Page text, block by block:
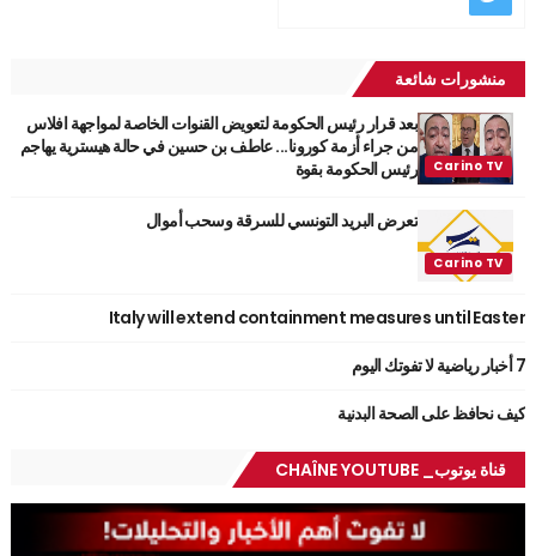
منشورات شائعة
بعد قرار رئيس الحكومة لتعويض القنوات الخاصة لمواجهة افلاس
من جراء أزمة كورونا... عاطف بن حسين في حالة هيسترية يهاجم
رئيس الحكومة بقوة
تعرض البريد التونسي للسرقة وسحب أموال
Italy will extend containment measures until Easter
7 أخبار رياضية لا تفوتك اليوم
كيف نحافظ على الصحة البدنية
قناة يوتوب_ CHAÎNE YOUTUBE